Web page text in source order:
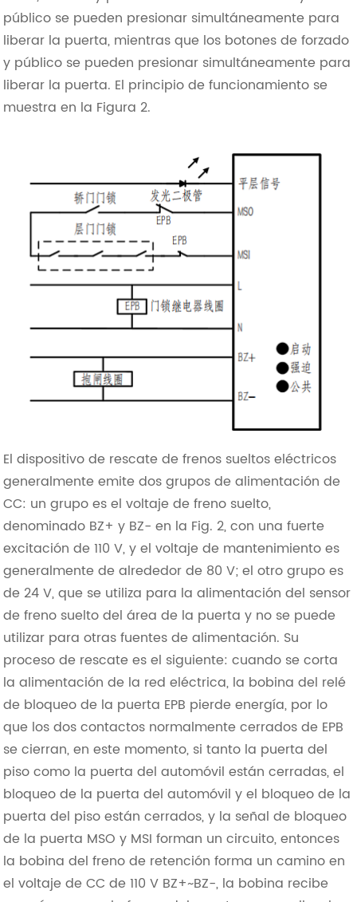
público se pueden presionar simultáneamente para
liberar la puerta, mientras que los botones de forzado
y público se pueden presionar simultáneamente para
liberar la puerta. El principio de funcionamiento se
muestra en la Figura 2.
El dispositivo de rescate de frenos sueltos eléctricos
generalmente emite dos grupos de alimentación de
CC: un grupo es el voltaje de freno suelto,
denominado BZ+ y BZ- en la Fig. 2, con una fuerte
excitación de 110 V, y el voltaje de mantenimiento es
generalmente de alrededor de 80 V; el otro grupo es
de 24 V, que se utiliza para la alimentación del sensor
de freno suelto del área de la puerta y no se puede
utilizar para otras fuentes de alimentación. Su
proceso de rescate es el siguiente: cuando se corta
la alimentación de la red eléctrica, la bobina del relé
de bloqueo de la puerta EPB pierde energía, por lo
que los dos contactos normalmente cerrados de EPB
se cierran, en este momento, si tanto la puerta del
piso como la puerta del automóvil están cerradas, el
bloqueo de la puerta del automóvil y el bloqueo de la
puerta del piso están cerrados, y la señal de bloqueo
de la puerta MSO y MSI forman un circuito, entonces
la bobina del freno de retención forma un camino en
el voltaje de CC de 110 V BZ+~BZ-, la bobina recibe